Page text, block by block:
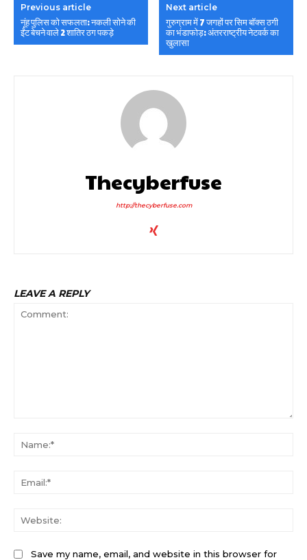
Previous article
नूंह पुलिस को सफलता: नकली सोने की
ईंट बेचने वाले 2 शातिर ठग पकड़े
Next article
गुरुग्राम में 7 जगहों पर सिम बॉक्स ठगी
का भंडाफोड़: अंतरराष्ट्रीय नेटवर्क का
खुलासा
Thecyberfuse
http://thecyberfuse.com
LEAVE A REPLY
Save my name, email, and website in this browser for